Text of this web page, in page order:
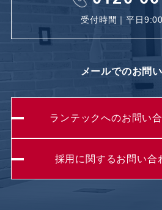
受付時間｜平日
メールでのお問
ランテックへのお問い
採用に関するお問い合